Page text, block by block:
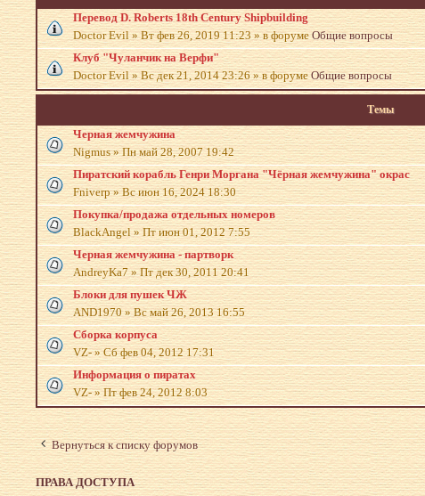
Перевод D. Roberts 18th Century Shipbuilding
Doctor Evil»Вт фев 26, 2019 11:23 » в форумеОбщие вопросы
Клуб "Чуланчик на Верфи"
Doctor Evil»Вс дек 21, 2014 23:26 » в форумеОбщие вопросы
Темы
Черная жемчужина
Nigmus»Пн май 28, 2007 19:42
Пиратский корабль Генри Моргана "Чёрная жемчужина" окрас
Fniverp»Вс июн 16, 2024 18:30
Покупка/продажа отдельных номеров
BlackAngel»Пт июн 01, 2012 7:55
Черная жемчужина - партворк
AndreyKa7»Пт дек 30, 2011 20:41
Блоки для пушек ЧЖ
AND1970»Вс май 26, 2013 16:55
Сборка корпуса
VZ-»Сб фев 04, 2012 17:31
Информация о пиратах
VZ-»Пт фев 24, 2012 8:03
Вернуться к списку форумов
ПРАВА ДОСТУПА